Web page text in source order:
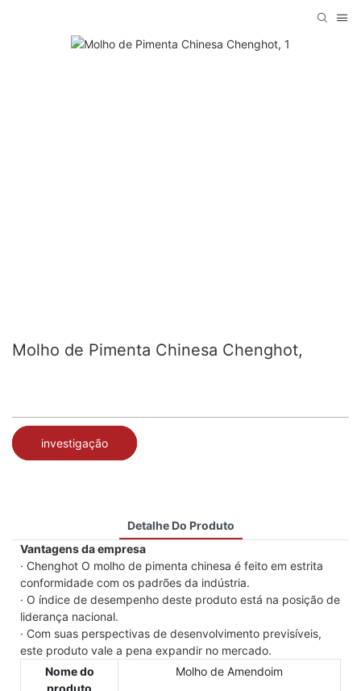
Molho de Pimenta Chinesa Chenghot,
investigação
Detalhe Do Produto
Vantagens da empresa
· Chenghot O molho de pimenta chinesa é feito em estrita
conformidade com os padrões da indústria.
· O índice de desempenho deste produto está na posição de
liderança nacional.
· Com suas perspectivas de desenvolvimento previsíveis,
este produto vale a pena expandir no mercado.
Nome do
produto
Molho de Amendoim